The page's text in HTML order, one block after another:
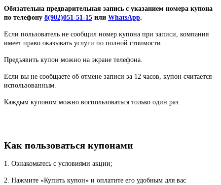
Обязательна предварительная запись с указанием номера купона
по телефону 8(902)051-51-15 или WhatsApp.
Если пользователь не сообщил номер купона при записи, компания
имеет право оказывать услуги по полной стоимости.
Предъявить купон можно на экране телефона.
Если вы не сообщаете об отмене записи за 12 часов, купон считается
использованным.
Каждым купоном можно воспользоваться только один раз.
Как пользоваться купонами
1. Ознакомьтесь с условиями акции;
2. Нажмите «Купить купон» и оплатите его удобным для вас